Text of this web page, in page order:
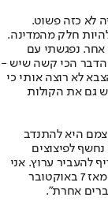
לא כזה פשוט.
חלק מהמדינה.
אחר. נפגשתי עם
את הדבר הכי קשה שיש -
לא רוצה אותי כי
גם את הקולות
היא להתנדב
נחשף לפיצוצים
להעביר ערוץ. אני
מכיר אנשים שנהרגו, אנשים שההורים שלהם נרצחו. מאז 7 באוקטובר
אחרת".